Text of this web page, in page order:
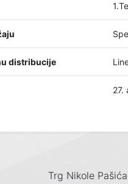
distribucije
27.
Trg Nikole